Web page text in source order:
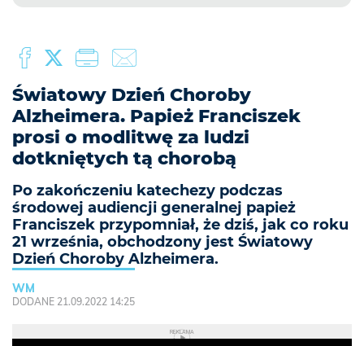
Światowy Dzień Choroby
Alzheimera. Papież Franciszek
prosi o modlitwę za ludzi
dotkniętych tą chorobą
Po zakończeniu katechezy podczas
środowej audiencji generalnej papież
Franciszek przypomniał, że dziś, jak co roku
21 września, obchodzony jest Światowy
Dzień Choroby Alzheimera.
WM
DODANE 21.09.2022 14:25
REKLAMA